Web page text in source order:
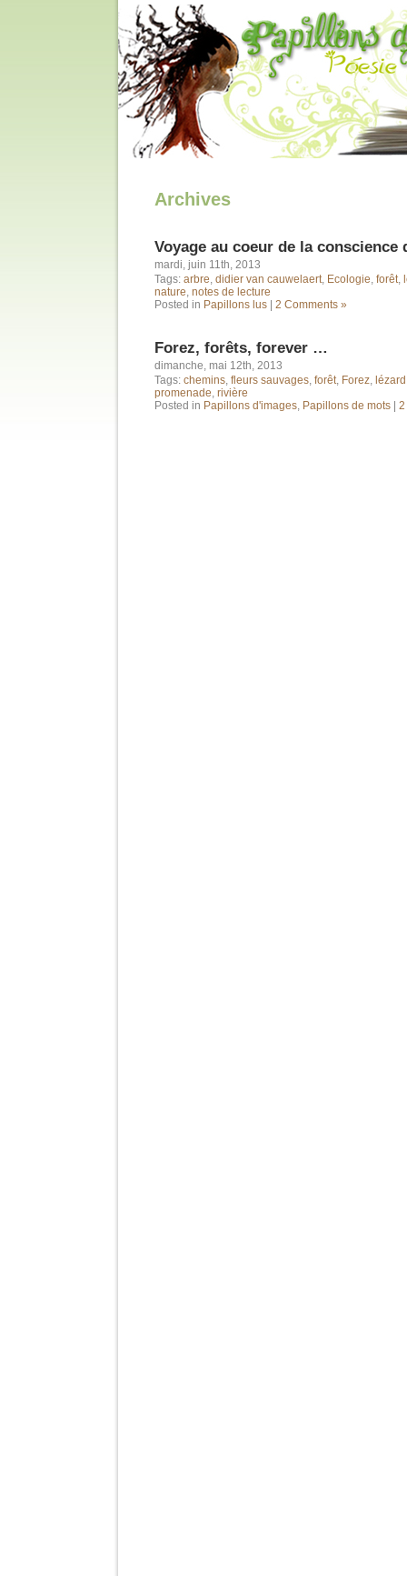
Archives
Voyage au coeur de la conscience
mardi, juin 11th, 2013
Tags: arbre, didier van cauwelaert, Ecologie, forêt,
nature, notes de lecture
Posted in Papillons lus 2 Comments »
Forez, forêts, forever …
dimanche, mai 12th, 2013
Tags: chemins, fleurs sauvages, forêt, Forez, lézard
promenade, rivière
Posted in Papillons d'images, Papillons de mots 2